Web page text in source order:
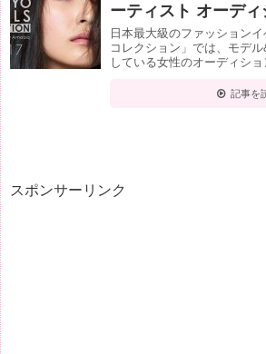
ーティスト オーディ
日本最大級のファッション
コレクション」では、モデ
している女性のオーディショ
記事を
スポンサーリンク